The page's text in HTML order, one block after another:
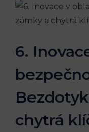
6.
chytrá